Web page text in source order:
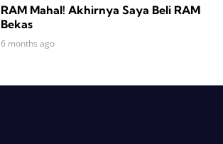
RAM Mahal! Akhirnya Saya Beli RAM
Bekas
6 months ago